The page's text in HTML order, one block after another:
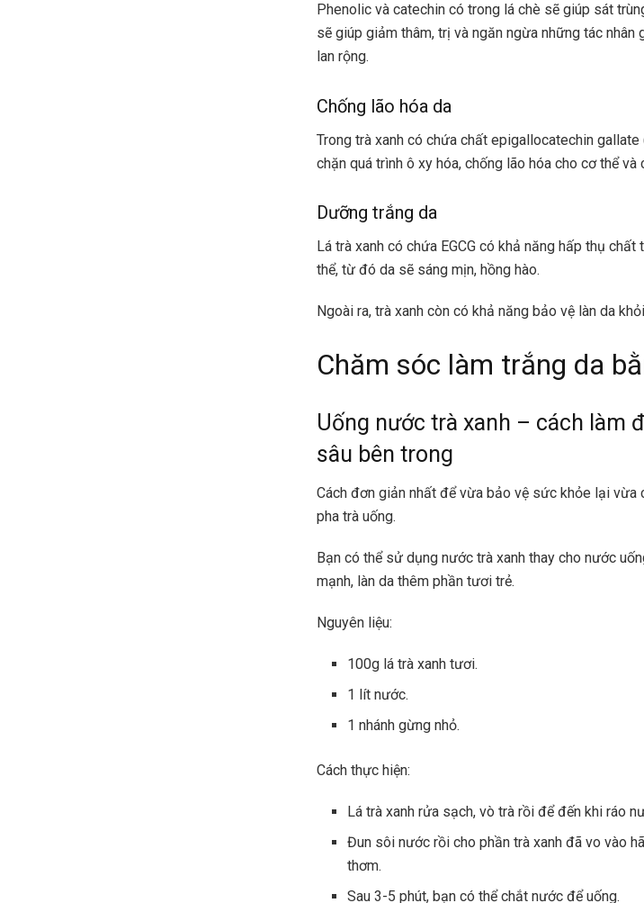
Phenolic và catechin có trong lá chè sẽ giúp sát
sẽ giúp giảm thâm, trị và ngăn ngừa những tác nhân
lan rộng.
Chống lão hóa da
Trong trà xanh có chứa chất epigallocatechin gallate
chặn quá trình ô xy hóa, chống lão hóa cho cơ thể và
Dưỡng trắng da
Lá trà xanh có chứa EGCG có khả năng hấp thụ
thể, từ đó da sẽ sáng mịn, hồng hào.
Ngoài ra, trà xanh còn có khả năng bảo vệ làn da
Chăm sóc làm trắng da
Uống nước trà xanh – cách làm
sâu bên trong
Cách đơn giản nhất để vừa bảo vệ sức khỏe lại vừa
pha trà uống.
Bạn có thể sử dụng nước trà xanh thay cho nước
mạnh, làn da thêm phần tươi trẻ.
Nguyên liệu:
100g lá trà xanh tươi.
1 lít nước.
1 nhánh gừng nhỏ.
Cách thực hiện:
Lá trà xanh rửa sạch, vò trà rồi để đến khi ráo
Đun sôi nước rồi cho phần trà xanh đã vo vào
thơm.
Sau 3-5 phút, bạn có thể chắt nước để uống.